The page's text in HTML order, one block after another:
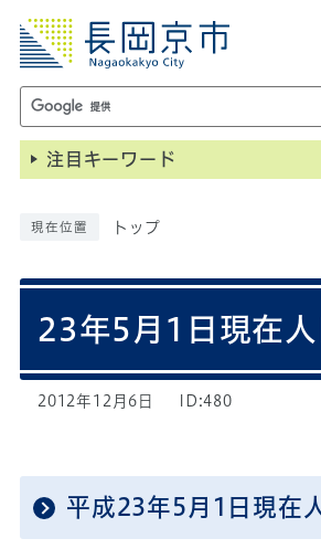
注目キーワード
現在位置 トップ
23年5月1日現在人
2012年12月6日 ID:480
平成23年5月1日現在